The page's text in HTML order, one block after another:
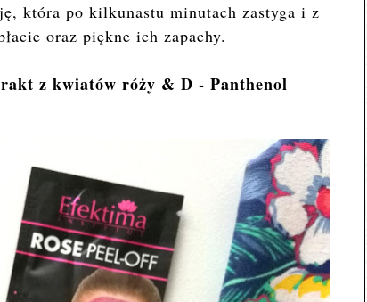
która po kilkunastu minutach zastyga i z
oraz piękne ich zapachy.
z kwiatów róży & D - Panthenol